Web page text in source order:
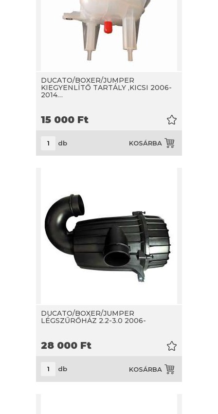
DUCATO/BOXER/JUMPER
KIEGYENLÍTŐ TARTÁLY ,KICSI 2006-
2014…
15 000 Ft
db KOSÁRBA
DUCATO/BOXER/JUMPER
LÉGSZŰRŐHÁZ 2.2-3.0 2006-
28 000 Ft
db KOSÁRBA